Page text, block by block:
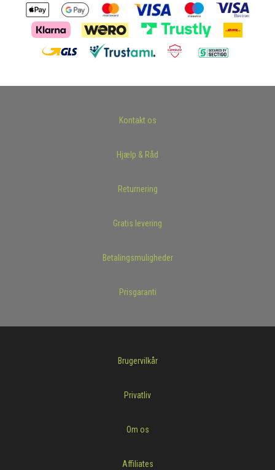
Kontakt os
Hjælp & Råd
Returnering
Gratis levering
Betalingsmuligheder
Prisgaranti
Brugervilkår
Privatliv
Om os
Affiliates